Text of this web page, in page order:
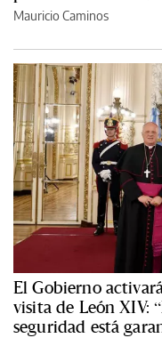
Mauricio Caminos
El Gobierno
visita de León XIV:
seguridad está